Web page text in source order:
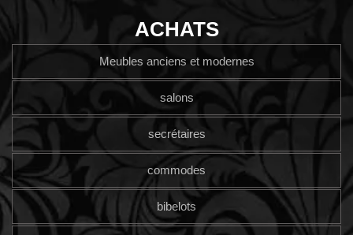
ACHATS
Meubles anciens et modernes
salons
secrétaires
commodes
bibelots